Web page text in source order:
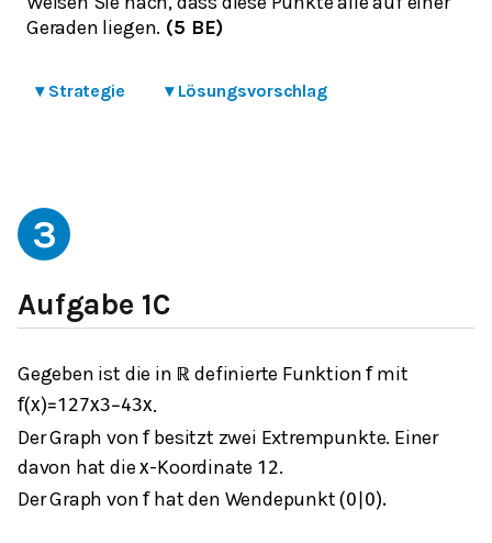
Geraden liegen. (5 BE)
▾ Strategie ▾ Lösungsvorschlag
3
Aufgabe 1C
Gegeben ist die in ℝ definierte Funktionfmit
f(x)=1 27x3−43x.
Der Graph vonfbesitzt zwei Extrempunkte. Einer
davon hat diex-Koordinate 12.
Der Graph vonfhat den Wendepunkt(0 0).